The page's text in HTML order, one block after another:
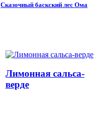
Сказочный баскский лес Ома
Лимонная сальса-
верде